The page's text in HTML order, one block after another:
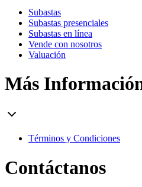
Subastas
Subastas presenciales
Subastas en línea
Vende con nosotros
Valuación
Más
Términos y Condiciones
Contáctanos